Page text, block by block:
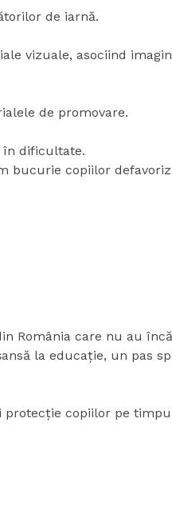
de iarnă.
vizuale, asociind
de promovare.
în dificultate.
bucurie copiilor
România care nu au
la educație, un pas
copiilor pe